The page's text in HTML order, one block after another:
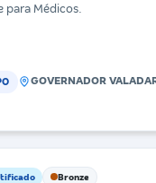
para Médicos.
GOVERNADOR
Bronze